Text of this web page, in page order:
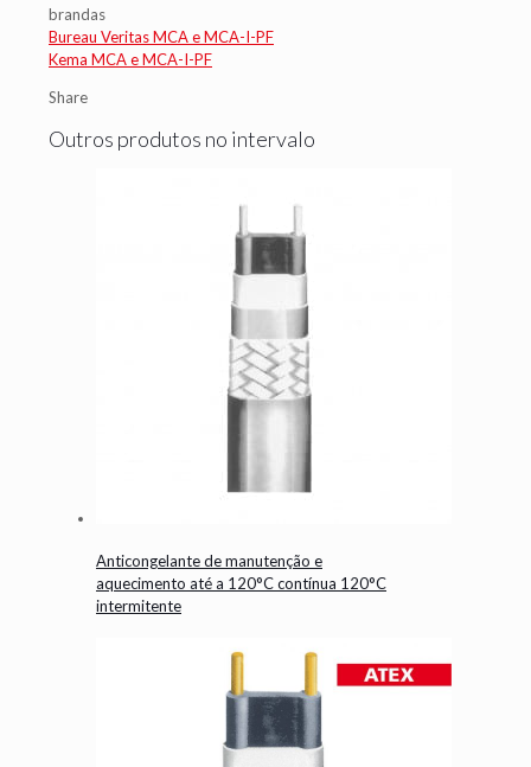
brandas
Bureau Veritas MCA e MCA-I-PF
Kema MCA e MCA-I-PF
Share
Outros produtos no intervalo
Anticongelante de manutenção e
aquecimento até a 120°C contínua 120°C
intermitente